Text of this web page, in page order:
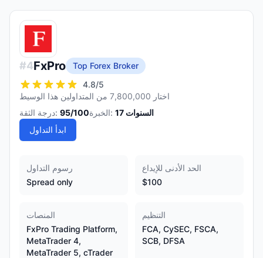
#4FxPro
Top Forex Broker
4.8/5
اختار 7,800,000 من المتداولين هذا الوسيط
درجة الثقة: 95/100 الخبرة: 17 السنوات
ابدأ التداول
رسوم التداول
Spread only
الحد الأدنى للإيداع
$100
المنصات
FxPro Trading Platform,
MetaTrader 4,
MetaTrader 5, cTrader
التنظيم
FCA, CySEC, FSCA,
SCB, DFSA